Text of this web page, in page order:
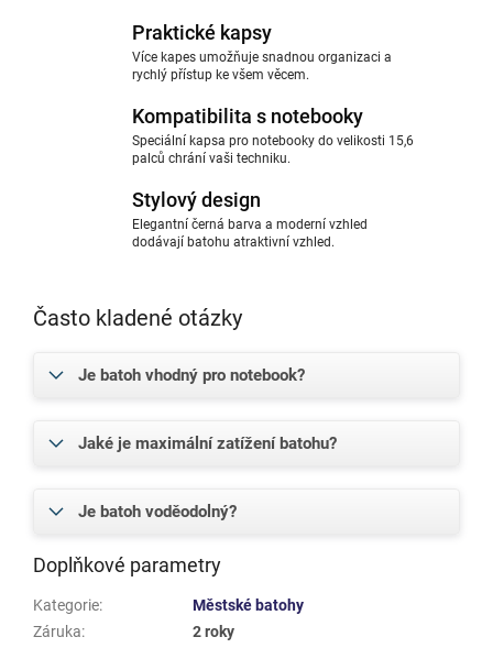
Praktické kapsy
Více kapes umožňuje snadnou organizaci a
rychlý přístup ke všem věcem.
Kompatibilita s notebooky
Speciální kapsa pro notebooky do velikosti 15,6
palců chrání vaši techniku.
Stylový design
Elegantní černá barva a moderní vzhled
dodávají batohu atraktivní vzhled.
Často kladené otázky
Je batoh vhodný pro notebook?
Jaké je maximální zatížení batohu?
Je batoh voděodolný?
Doplňkové parametry
Kategorie:
Městské batohy
Záruka:
2 roky